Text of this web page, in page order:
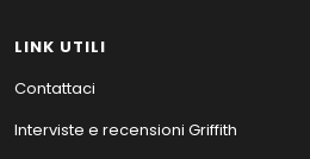
LINK UTILI
Contattaci
Interviste e recensioni Griffith